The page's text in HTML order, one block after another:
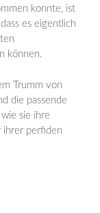
konnte, ist
es eigentlich
können.
Trumm von
die passende
sie ihre
ihrer perfiden